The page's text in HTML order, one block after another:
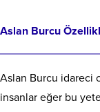
Aslan Burcu
Aslan Burcu idareci
insanlar eğer bu